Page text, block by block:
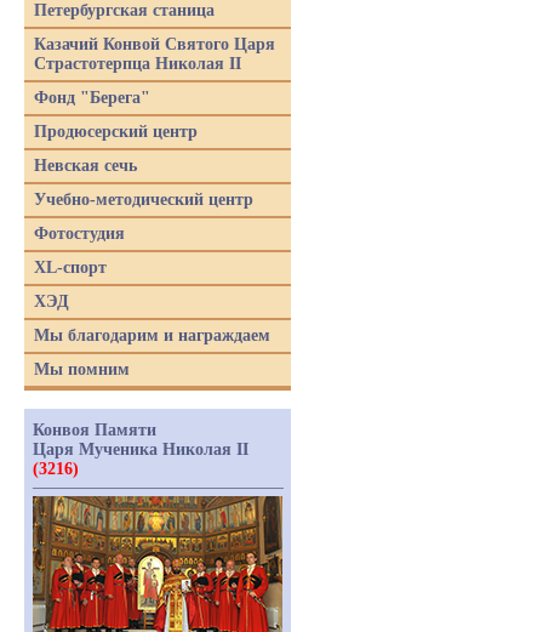
Петербургская станица
Казачий Конвой Святого Царя
Страстотерпца Николая II
Фонд "Берега"
Продюсерский центр
Невская сечь
Учебно-методический центр
Фотостудия
XL-спорт
ХЭД
Мы благодарим и награждаем
Мы помним
Конвоя Памяти
Царя Мученика Николая II
(3216)